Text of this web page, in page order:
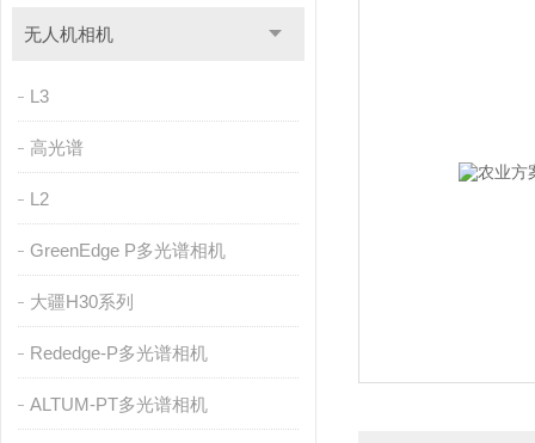
无人机相机
L3
高光谱
L2
GreenEdge P多光谱相机
大疆H30系列
Rededge-P多光谱相机
ALTUM-PT多光谱相机